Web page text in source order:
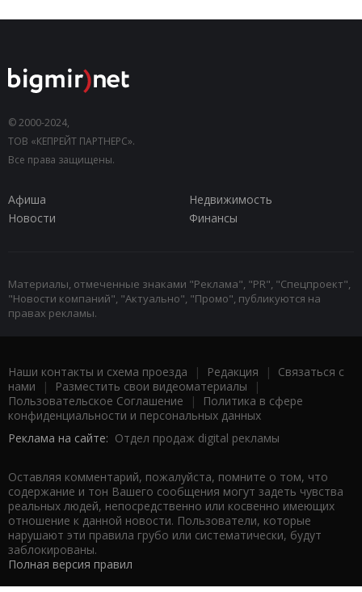
© 2000-2024,
ТОВ «КЕПРЕЙТ ПАРТНЕРС».
Все права защищены.
Афиша
Недвижимость
Новости
Финансы
Материалы, отмеченные знаками "Реклама", "PR", "Спецпроект",
"Новости компаний", "Актуально", "Промо", публикуются на
правах рекламы.
Наши контакты и схема проезда | Редакция | Связаться с
нами | Разместить свои видеоматериалы |
Пользовательское Соглашение |
Политика в сфере
конфиденциальности и персональных данных
Реклама на сайте: Отдел продаж digital рекламы
Оставляя комментарий, пожалуйста, помните о том, что
содержание и тон Вашего сообщения могут задеть чувства
реальных людей, непосредственно или косвенно имеющих
отношение к данной новости. Пользователи, которые
нарушают эти правила грубо или систематически, будут
заблокированы.
Полная версия правил